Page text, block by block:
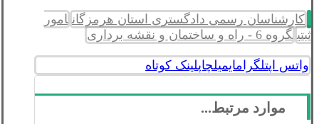
کارشناسان رسمی دادگستری استان هرمزگان امور
ثبتی گروه 6 - راه و ساختمان و نقشه برداری
واتس اپتلگرامایمیلچاپلینک کوتاه
موارد مرتبط...